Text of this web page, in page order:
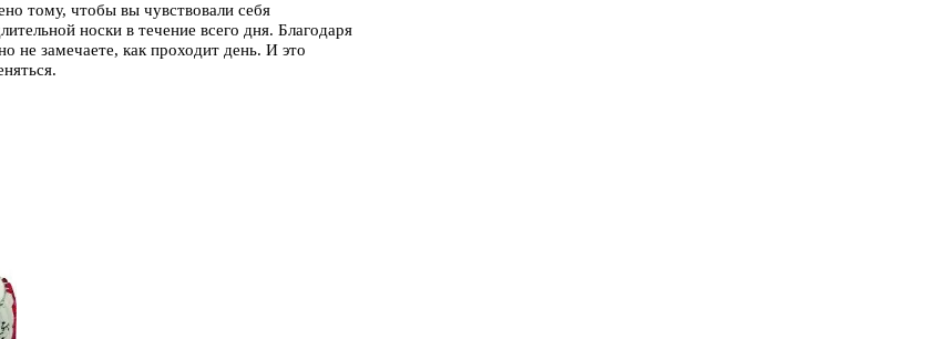
тому, чтобы вы чувствовали себя
носки в течение всего дня. Благодаря
не замечаете, как проходит день. И это